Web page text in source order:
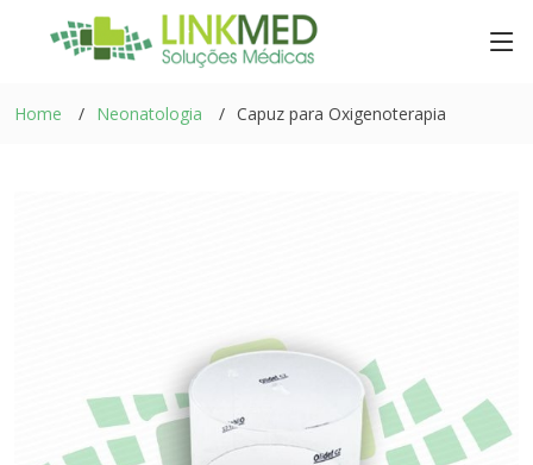
Home Neonatologia Capuz para Oxigenoterapia